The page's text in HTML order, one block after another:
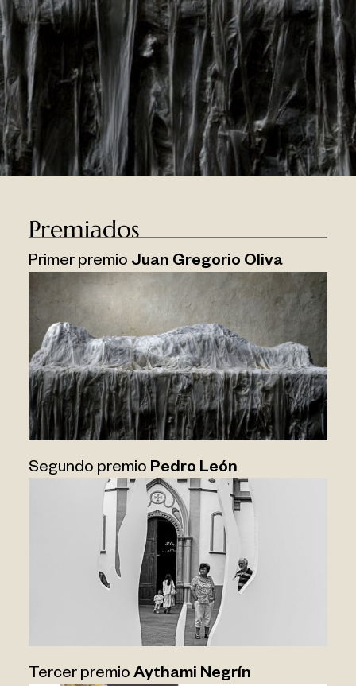
Premiados
Primer premio Juan Gregorio Oliva
Segundo premio Pedro León
Tercer premio Aythami Negrín